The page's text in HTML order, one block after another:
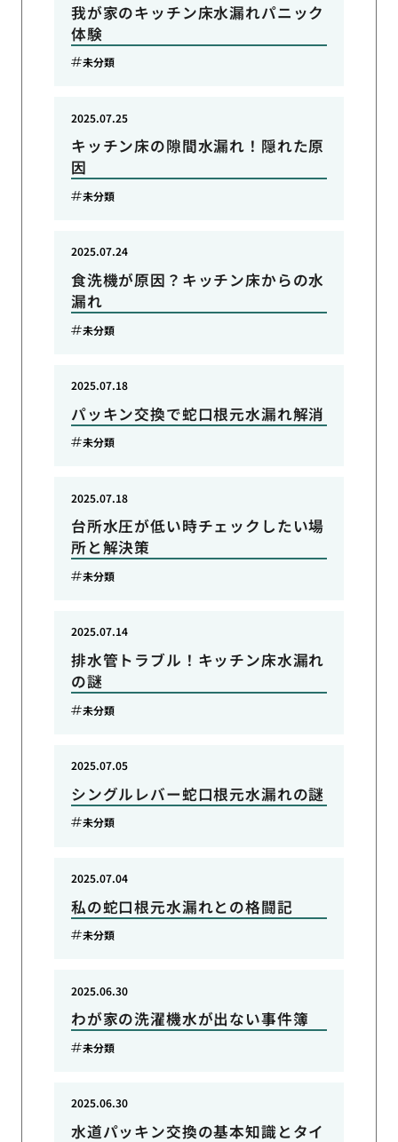
我が家のキッチン床水漏れパニック
体験
未分類
キッチン床の隙間水漏れ！隠れた原
因
2025.07.25
未分類
食洗機が原因？キッチン床からの水
漏れ
2025.07.24
未分類
パッキン交換で蛇口根元水漏れ解消
2025.07.18
未分類
台所水圧が低い時チェックしたい場
所と解決策
2025.07.18
未分類
排水管トラブル！キッチン床水漏れ
の謎
2025.07.14
未分類
シングルレバー蛇口根元水漏れの謎
2025.07.05
未分類
私の蛇口根元水漏れとの格闘記
2025.07.04
未分類
わが家の洗濯機水が出ない事件簿
2025.06.30
未分類
水道パッキン交換の基本知識とタイ
2025.06.30